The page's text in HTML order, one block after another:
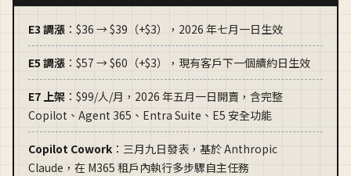
E3 調漲 ：$36 → $39（+$3），2026 年七月一日生效
E5 調漲 ：$57 → $60（+$3），現有客戶下一個續約日生效
E7 上架 ：$99/人/月，2026 年五月一日開賣，含完整
Copilot、Agent 365、Entra Suite、E5 安全功能
Copilot Cowork ：三月九日發表，基於 Anthropic
Claude，在 M365 租戶內執行多步驟自主任務